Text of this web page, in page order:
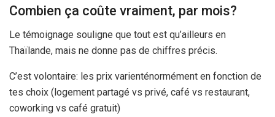
Combien ça coûte vraiment, par mois?
Le témoignage souligne que tout est qu’ailleurs en
Thaïlande, mais ne donne pas de chiffres précis.
C’est volontaire: les prix varienténormément en fonction de
tes choix (logement partagé vs privé, café vs restaurant,
coworking vs café gratuit)